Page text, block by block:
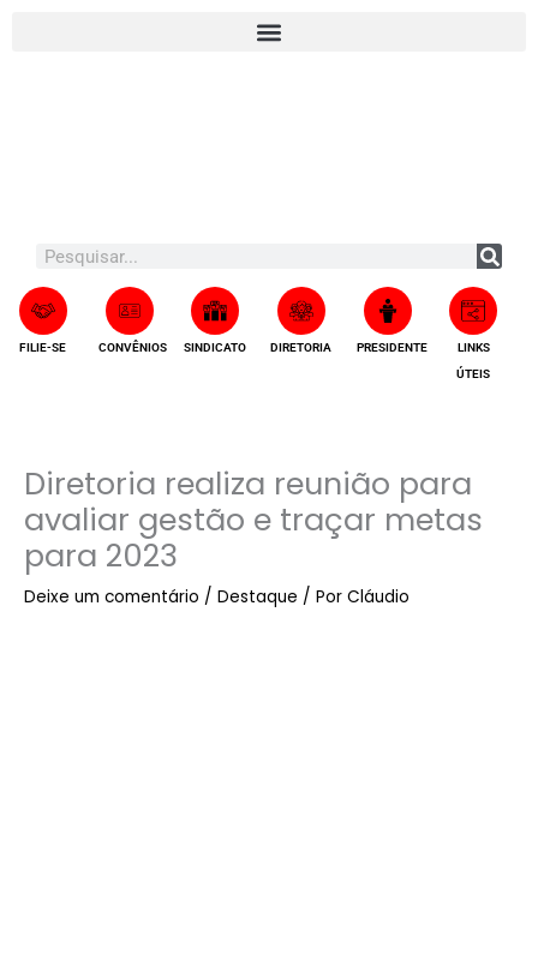
Search
FILIE-SE CONVÊNIOS SINDICATO DIRETORIA PRESIDENTE
LINKS
ÚTEIS
Diretoria realiza reunião para
avaliar gestão e traçar metas
para 2023
Deixe um comentário / Destaque / Por Cláudio